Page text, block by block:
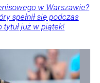
w Warszawie?
spełnił się podczas
już w piątek!